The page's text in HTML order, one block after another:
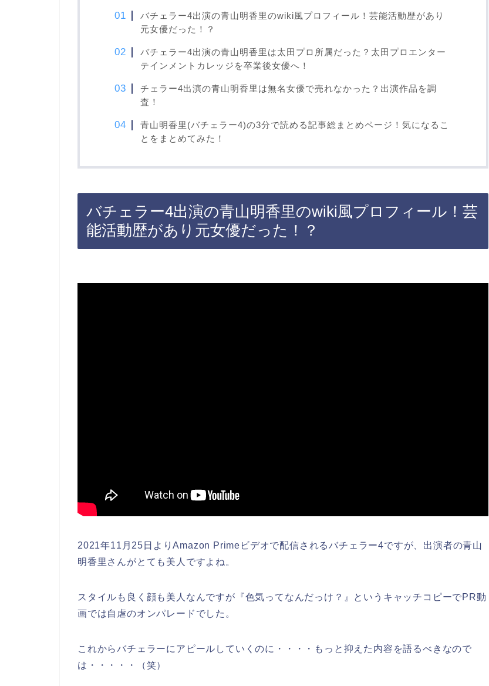
バチェラー4出演の青山明香里のwiki風プロフィール！芸能活動歴があり
元女優だった！？
バチェラー4出演の青山明香里は太田プロ所属だった？太田プロエンター
テインメントカレッジを卒業後女優へ！
チェラー4出演の青山明香里は無名女優で売れなかった？出演作品を調
査！
青山明香里(バチェラー4)の3分で読める記事総まとめページ！気になるこ
とをまとめてみた！
バチェラー4出演の青山明香里のwiki風プロフィール！芸
能活動歴があり元女優だった！？
2021年11月25日よりAmazon Primeビデオで配信されるバチェラー4ですが、出演者の青山
明香里さんがとても美人ですよね。
スタイルも良く顔も美人なんですが『色気ってなんだっけ？』というキャッチコピーでPR動
画では自虐のオンパレードでした。
これからバチェラーにアピールしていくのに・・・・もっと抑えた内容を語るべきなので
は・・・・・（笑）